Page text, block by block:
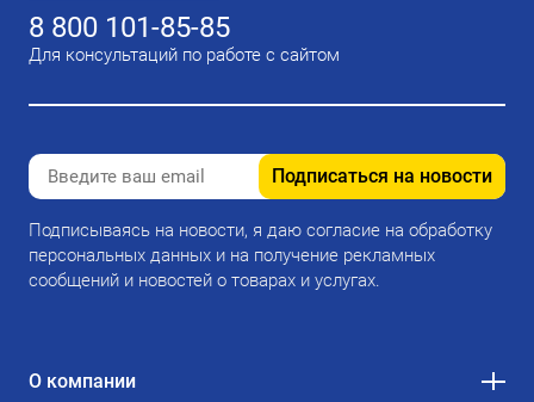
8 800 101-85-85
Для консультаций по работе с сайтом
Подписаться на новости
Подписываясь на новости, я даю согласие на обработку
персональных данных и на получение рекламных
сообщений и новостей о товарах и услугах.
О компании